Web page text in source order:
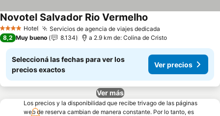
4 EstrellasHotel Servicios de agencia de viajes dedicada
Novotel Salvador Rio Vermelho
8,2 Muy bueno 8.134 a 2.9 km de: Colina de Cristo
Seleccioná las fechas para ver los
precios exactos
Ver precios
Ver más
Los precios y la disponibilidad que recibe trivago de las páginas
web de reserva cambian de manera constante. Por lo tanto, es